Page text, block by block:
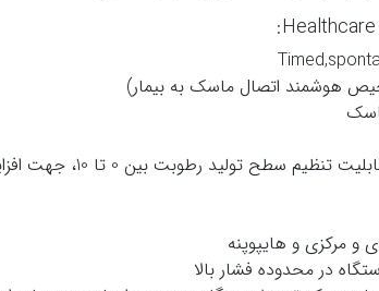
آرامش و راحتی هرچه بیشتر بیمار در هنگام استفاده از دستگاه.
مرکزی و هایپوپنه
در محدوده فشار بالا